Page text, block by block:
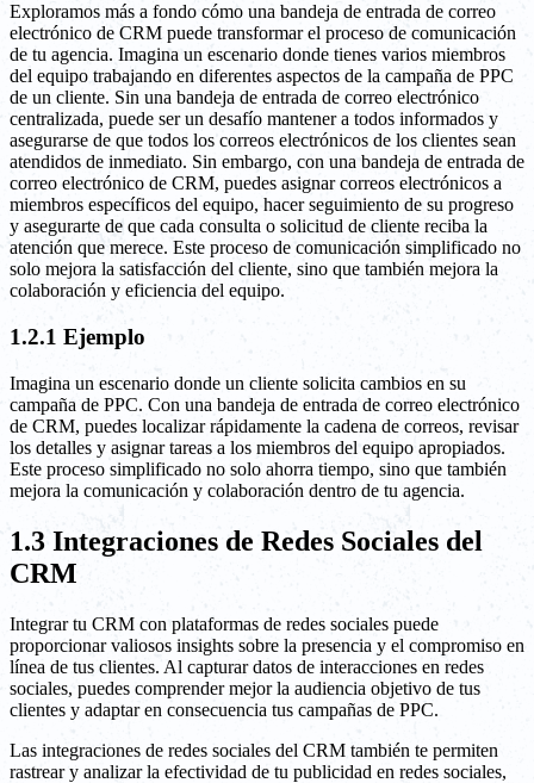
Exploramos más a fondo cómo una bandeja de entrada de correo
electrónico de CRM puede transformar el proceso de comunicación
de tu agencia. Imagina un escenario donde tienes varios miembros
del equipo trabajando en diferentes aspectos de la campaña de PPC
de un cliente. Sin una bandeja de entrada de correo electrónico
centralizada, puede ser un desafío mantener a todos informados y
asegurarse de que todos los correos electrónicos de los clientes sean
atendidos de inmediato. Sin embargo, con una bandeja de entrada de
correo electrónico de CRM, puedes asignar correos electrónicos a
miembros específicos del equipo, hacer seguimiento de su progreso
y asegurarte de que cada consulta o solicitud de cliente reciba la
atención que merece. Este proceso de comunicación simplificado no
solo mejora la satisfacción del cliente, sino que también mejora la
colaboración y eficiencia del equipo.
1.2.1 Ejemplo
Imagina un escenario donde un cliente solicita cambios en su
campaña de PPC. Con una bandeja de entrada de correo electrónico
de CRM, puedes localizar rápidamente la cadena de correos, revisar
los detalles y asignar tareas a los miembros del equipo apropiados.
Este proceso simplificado no solo ahorra tiempo, sino que también
mejora la comunicación y colaboración dentro de tu agencia.
1.3 Integraciones de Redes Sociales del
CRM
Integrar tu CRM con plataformas de redes sociales puede
proporcionar valiosos insights sobre la presencia y el compromiso en
línea de tus clientes. Al capturar datos de interacciones en redes
sociales, puedes comprender mejor la audiencia objetivo de tus
clientes y adaptar en consecuencia tus campañas de PPC.
Las integraciones de redes sociales del CRM también te permiten
rastrear y analizar la efectividad de tu publicidad en redes sociales,